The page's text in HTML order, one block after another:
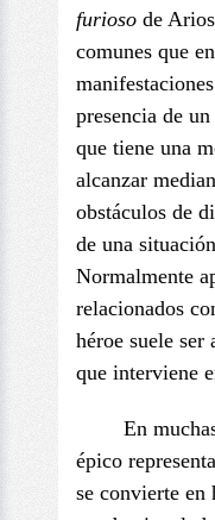
furioso de
comunes que
presencia de
que tiene una
alcanzar
obstáculos de
de una
Normalmente
relacionados
héroe suele ser
que interviene
En
épico
se convierte en